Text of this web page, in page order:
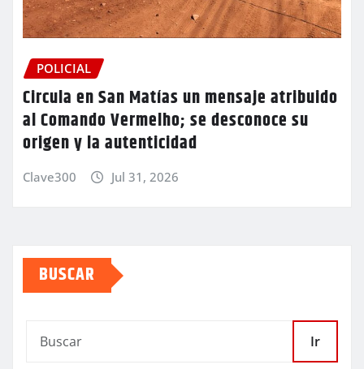
POLICIAL
Circula en San Matías un mensaje atribuido
al Comando Vermelho; se desconoce su
origen y la autenticidad
Clave300 Jul 31, 2026
BUSCAR
Ir